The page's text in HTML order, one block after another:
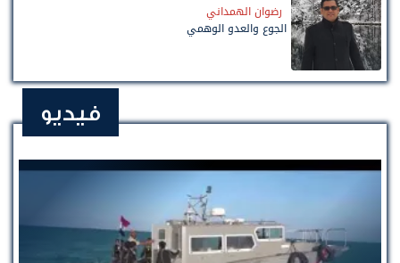
رضوان الهمداني
الجوع والعدو الوهمي
فيديو